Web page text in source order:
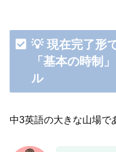
💡 現在完了形
「基本の時制
ル
中3英語の大きな山場で